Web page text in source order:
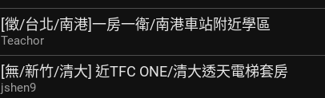
[徵/台北/南港]一房一衛/南港車站附近學區
Teachor
[無/新竹/清大] 近TFC ONE/清大透天電梯套房
jshen9